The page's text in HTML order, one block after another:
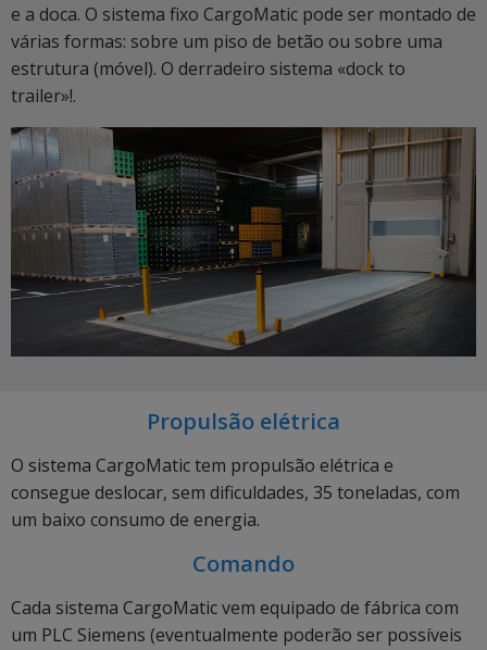
e a doca. O sistema fixo CargoMatic pode ser montado de
várias formas: sobre um piso de betão ou sobre uma
estrutura (móvel). O derradeiro sistema «dock to
trailer»!.
Propulsão elétrica
O sistema CargoMatic tem propulsão elétrica e
consegue deslocar, sem dificuldades, 35 toneladas, com
um baixo consumo de energia.
Comando
Cada sistema CargoMatic vem equipado de fábrica com
um PLC Siemens (eventualmente poderão ser possíveis